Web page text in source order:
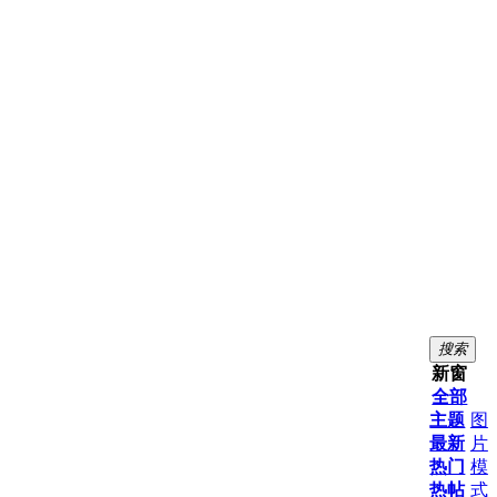
搜索
新窗
全部
主题
最新
热门
热帖
图
片
模
式